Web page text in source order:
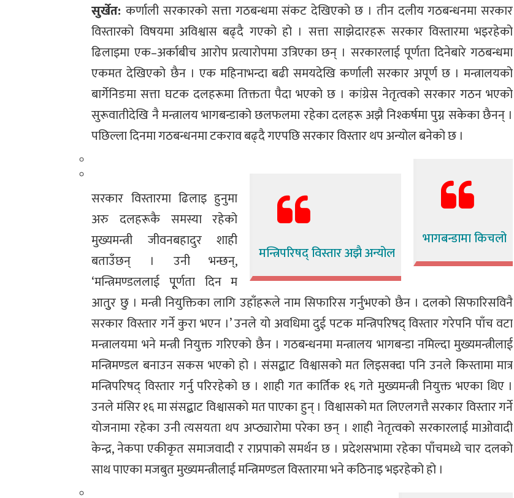
सुर्खेत:कर्णाली सरकारको सत्ता गठबन्धमा संकट देखिएको छ । तीन दलीय गठबन्धनमा सरकार
विस्तारको विषयमा अविश्वास बढ्दै गएको हो । सत्ता साझेदारहरू सरकार विस्तारमा भइरहेको
ढिलाइमा एक–अर्काबीच आरोप प्रत्यारोपमा उत्रिएका छन् । सरकारलाई पूर्णता दिनेबारे गठबन्धमा
एकमत देखिएको छैन । एक महिनाभन्दा बढी समयदेखि कर्णाली सरकार अपूर्ण छ । मन्त्रालयको
बार्गेनिङमा सत्ता घटक दलहरूमा तिक्तता पैदा भएको छ । कांग्रेस नेतृत्वको सरकार गठन भएको
सुरूवातीदेखि नै मन्त्रालय भागबन्डाको छलफलमा रहेका दलहरू अझै निश्कर्षमा पुग्न सकेका छैनन् ।
पछिल्ला दिनमा गठबन्धनमा टकराव बढ्दै गएपछि सरकार विस्तार थप अन्योल बनेको छ ।
भागबन्डामा किचलो
मन्त्रिपरिषद् विस्तार अझै अन्योल
सरकार विस्तारमा ढिलाइ हुनुमा
अरु दलहरूकै समस्या रहेको
मुख्यमन्त्री जीवनबहादुर शाही
बताउँछन् । उनी भन्छन्,
‘मन्त्रिमण्डललाई पूूर्णता दिन म
आतुुर छु । मन्त्री नियुक्तिका लागि उहाँहरूले नाम सिफारिस गर्नुभएको छैन । दलको सिफारिसविनै
सरकार विस्तार गर्ने कुरा भएन ।’ उनले यो अवधिमा दुई पटक मन्त्रिपरिषद् विस्तार गरेपनि पाँच वटा
मन्त्रालयमा भने मन्त्री नियुक्त गरिएको छैन । गठबन्धनमा मन्त्रालय भागबन्डा नमिल्दा मुख्यमन्त्रीलाई
मन्त्रिमण्डल बनाउन सकस भएको हो । संसद्बाट विश्वासको मत लिइसक्दा पनि उनले किस्तामा मात्र
मन्त्रिपरिषद् विस्तार गर्नु परिरहेको छ । शाही गत कार्तिक १६ गते मुख्यमन्त्री नियुक्त भएका थिए ।
उनले मंसिर १६ मा संसद्बाट विश्वासको मत पाएका हुन् । विश्वासको मत लिएलगत्तै सरकार विस्तार गर्ने
योजनामा रहेका उनी त्यसयता थप अप्ठ्यारोमा परेका छन् । शाही नेतृत्वको सरकारलाई माओवादी
केन्द्र, नेकपा एकीकृत समाजवादी र राप्रपाको समर्थन छ । प्रदेशसभामा रहेका पाँचमध्ये चार दलको
साथ पाएका मजबुत मुख्यमन्त्रीलाई मन्त्रिमण्डल विस्तारमा भने कठिनाइ भइरहेको हो ।